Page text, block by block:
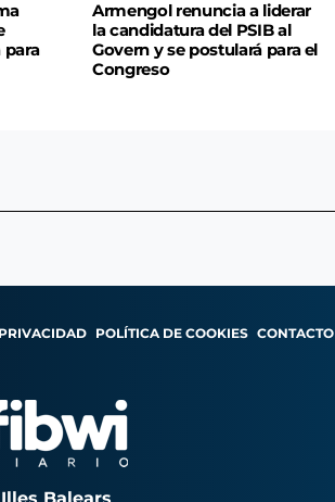
Armengol renuncia a liderar
la candidatura del PSIB al
Govern y se postulará para el
Congreso
POLÍTICA DE COOKIES CONTACTO